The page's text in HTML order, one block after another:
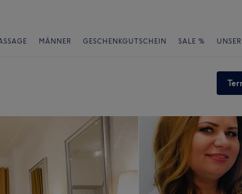
MÄNNER GESCHENKGUTSCHEIN SALE %